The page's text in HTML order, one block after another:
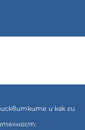
и как ги